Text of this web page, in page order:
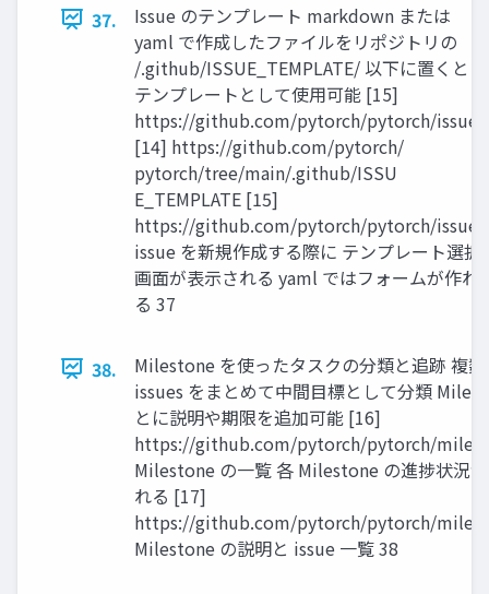
37.
Issue のテンプレート markdown または
yaml で作成したファイルをリポジトリの
/.github/ISSUE_TEMPLATE/ 以下に置くと
テンプレートとして使用可能 [15]
https://github.com/pytorch/pytorch/issues
[14] https://github.com/pytorch/
pytorch/tree/main/.github/ISSU
E_TEMPLATE [15]
https://github.com/pytorch/pytorch/issues
issue を新規作成する際に テンプレート選択
画面が表示される yaml ではフォームが作れ
る 37
38.
Milestone を使ったタスクの分類と追跡 複
issues をまとめて中間目標として分類
とに説明や期限を追加可能 [16]
https://github.com/pytorch/pytorch/
Milestone の一覧 各 Milestone の進捗状況
れる [17]
https://github.com/pytorch/pytorch/
Milestone の説明と issue 一覧 38